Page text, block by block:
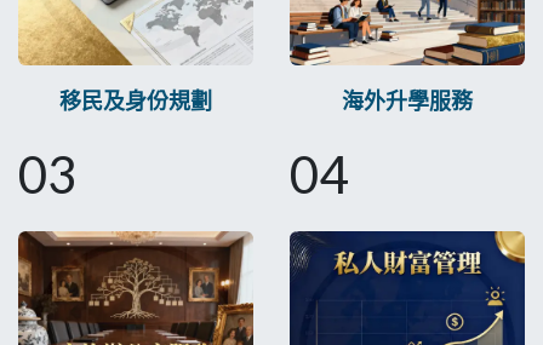
移民及身份規劃 海外升學服務
03 04